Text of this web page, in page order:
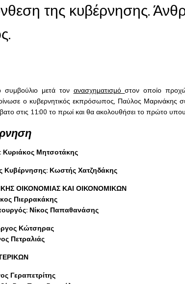
της κυβέρνησης.
συμβούλιο μετά τον ανασχηματισμόστον οποίο
ο κυβερνητικός εκπρόσωπος, Παύλος Μαρινάκης
στις 11:00 το πρωί και θα ακολουθήσει το πρώτο
Μητσοτάκης
Κυβέρνησης: Κωστής Χατζηδάκης
ΟΙΚΟΝΟΜΙΑΣ ΚΑΙ ΟΙΚΟΝΟΜΙΚΩΝ
Πιερρακάκης
Νίκος Παπαθανάσης
Κώτσηρας
Πετραλιάς
Γεραπετρίτης